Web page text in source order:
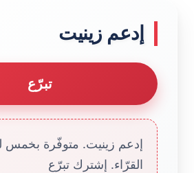
إدعم زينيت
تبرّع
إدعم زينيت. متوفّرة بخمس
القرّاء. إشترك تبرّع